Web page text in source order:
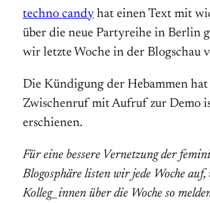
techno candy hat einen Text mit
über die neue Partyreihe in Berlin
wir letzte Woche in der Blogschau
Die Kündigung der Hebammen
Zwischenruf mit Aufruf zur Demo
erschienen.
Für eine bessere Vernetzung der
Blogosphäre listen wir jede Woche auf,
Kolleg_innen über die Woche so